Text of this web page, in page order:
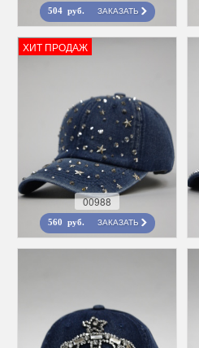
504 руб. ЗАКАЗАТЬ
ХИТ ПРОДАЖ
00988
560 руб. ЗАКАЗАТЬ